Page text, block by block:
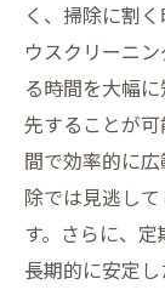
く、掃除に割
ウスクリーニ
る時間を大幅
先することが
間で効率的に
除では見逃し
す。さらに、定
長期的に安定し